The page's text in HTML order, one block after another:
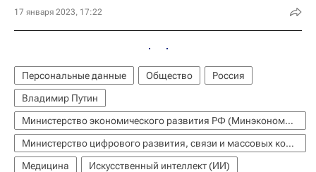
17 января 2023, 17:22
Персональные данные Общество
Россия
Владимир Путин
Министерство экономического развития РФ (Минэкономразвития России)
Министерство цифрового развития, связи и массовых коммуникаций РФ (Минцифры России)
Медицина
Искусственный интеллект (ИИ)